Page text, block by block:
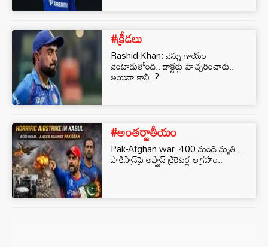
#క్రీడలు
Rashid Khan: వెన్ను గాయం
వెంటాడుతోంది.. డాక్టర్లు హెచ్చరించారు..
అయినా కానీ..?
#అంతర్జాతీయం
Pak-Afghan war: 400 మంది మృతి..
పాకిస్తాన్‌పై అఫ్ఘాన్ క్రికెటర్ల ఆగ్రహం..